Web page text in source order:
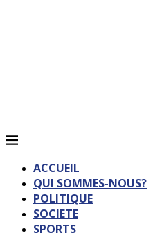
ACCUEIL
QUI SOMMES-NOUS?
POLITIQUE
SOCIETE
SPORTS